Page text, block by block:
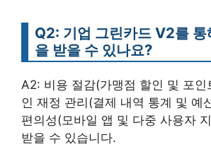
Q2: 기업 그린카드 V2를 통
을 받을 수 있나요?
A2: 비용 절감(가맹점 할인 및 포인
인 재정 관리(결제 내역 통계 및 예
편의성(모바일 앱 및 다중 사용자
받을 수 있습니다.